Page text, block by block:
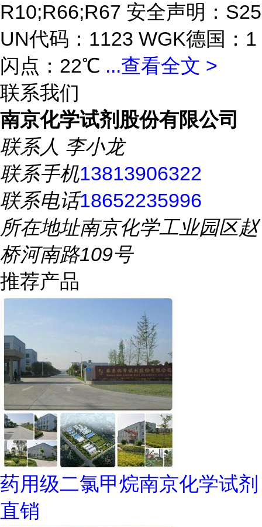
R10;R66;R67 安全声明：S25
UN代码：1123 WGK德国：1
闪点：22℃ ...查看全文 >
联系我们
南京化学试剂股份有限公司
联系人 李小龙
联系手机13813906322
联系电话18652235996
所在地址南京化学工业园区赵
桥河南路109号
推荐产品
药用级二氯甲烷南京化学试剂
直销